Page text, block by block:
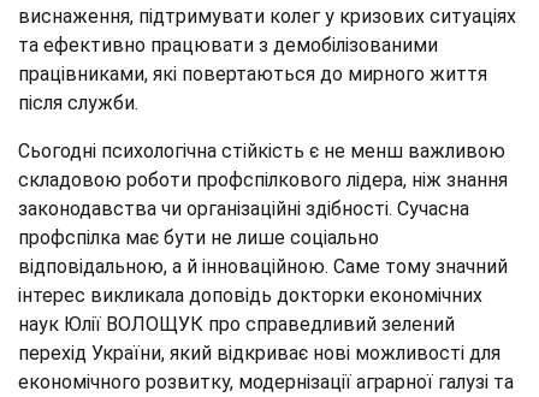
виснаження, підтримувати колег у кризових ситуаціях
та ефективно працювати з демобілізованими
працівниками, які повертаються до мирного життя
після служби.
Сьогодні психологічна стійкість є не менш важливою
складовою роботи профспілкового лідера, ніж знання
законодавства чи організаційні здібності. Сучасна
профспілка має бути не лише соціально
відповідальною, а й інноваційною. Саме тому значний
інтерес викликала доповідь докторки економічних
наук Юлії ВОЛОЩУК про справедливий зелений
перехід України, який відкриває нові можливості для
економічного розвитку, модернізації аграрної галузі та